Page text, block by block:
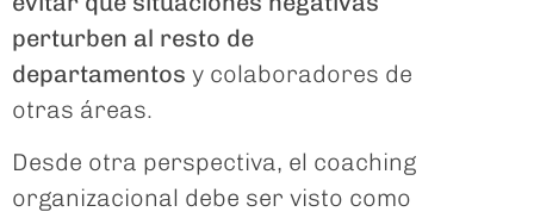
perturben al resto de
departamentos y colaboradores de
otras áreas.
Desde otra perspectiva, el coaching
organizacional debe ser visto como